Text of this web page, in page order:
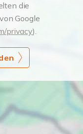
die
Google
privacy).